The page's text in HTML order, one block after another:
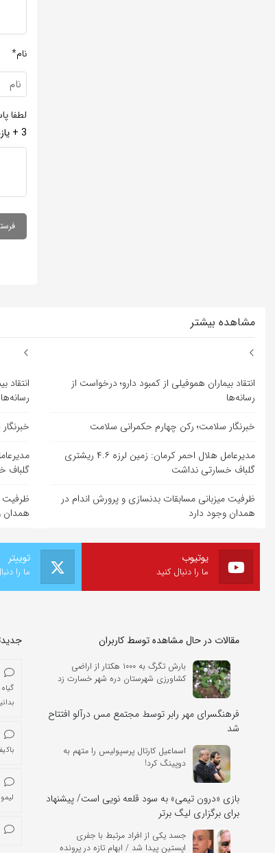
نام*
لطفا
3 + یازده =
مشاهده بیشتر
انتقاد بیماران هموفیلی از کمبود دارو؛ درخواست از
رسانه‌ها
خبرنگار سلامت؛ رکن چهارم حکمرانی سلامت
مدیرعامل هلال احمر کرمان: زمین لرزه ۴.۶ ریشتری
گلباف خسارتی نداشت
ظرفیت میزبانی مسابقات بدنسازی و پرورش اندام در
همدان وجود دارد
انتقاد
رسانه‌ها
گلباف
ظرفیت
همدان
توییتر
ما را
یوتیوب
ما را دنبال کنید
مقالات در حال مشاهده توسط کاربران
بارش تگرگ به ۱۰۰۰ هکتار از اراضی
کشاورزی شهرستان دره شهر خسارت زد
فرهنگسرای مهر رابر توسط مجتمع مس درآلو افتتاح
شد
اسماعیل کارتال پرسپولیس را متهم به
دوپینگ کرد!
بازی «درون تیمی» به سود قلعه نویی است/ پیشنهاد
برای برگزاری لیگ برتر
جسد یکی از افراد مرتبط با جفری
اپستین پیدا شد / ابهام تازه در پرونده
لیمو